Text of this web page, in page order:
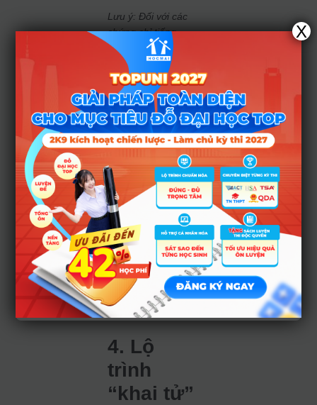
Lưu ý: Đối với các
chứng chỉ tiếng
Pháp, Nhật, Hàn,
Trung, mức điểm
cộng dao động từ
1,0 đến 1,5 điểm
tùy theo cấp độ (B1
đến C1 hoặc N3
đến N1).
Việc thắt chặt điểm
cộng này đòi hỏi thí
sinh phải có chiến
thuật ôn tập kỹ
lưỡng, tương đồng
vớicách tính điểm
tổng hợpmà nhiều
trường khối kinh tế
– luật đang áp
dụng.
4. Lộ
trình
“khai tử”
X